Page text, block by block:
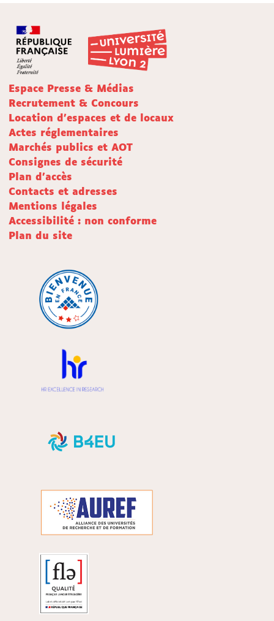
Espace Presse & Médias
Recrutement & Concours
Location d'espaces et de locaux
Actes réglementaires
Marchés publics et AOT
Consignes de sécurité
Plan d'accès
Contacts et adresses
Mentions légales
Accessibilité : non conforme
Plan du site